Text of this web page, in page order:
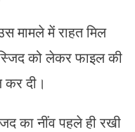
मामले में राहत मिल
को लेकर फाइल की
कर दी।
का नींव पहले ही रखी